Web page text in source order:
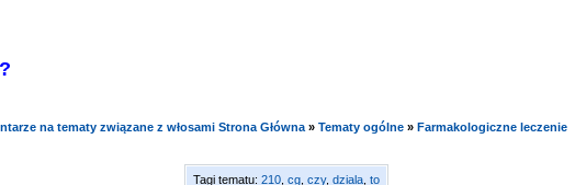
na tematy związane z włosami Strona Główna » Tematy ogólne » Farmakologiczne leczenie
Tagi tematu: 210 cg czy, dziala to